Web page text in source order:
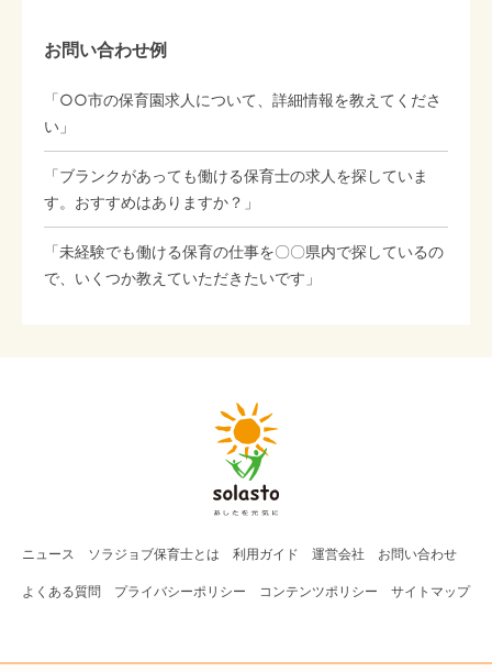
お問い合わせ例
「○○市の保育園求人について、詳細情報を教えてくださ
い」
「ブランクがあっても働ける保育士の求人を探していま
す。おすすめはありますか？」
「未経験でも働ける保育の仕事を〇〇県内で探しているの
で、いくつか教えていただきたいです」
ニュース ソラジョブ保育士とは 利用ガイド 運営会社 お問い合わせ
よくある質問 プライバシーポリシー コンテンツポリシー サイトマップ